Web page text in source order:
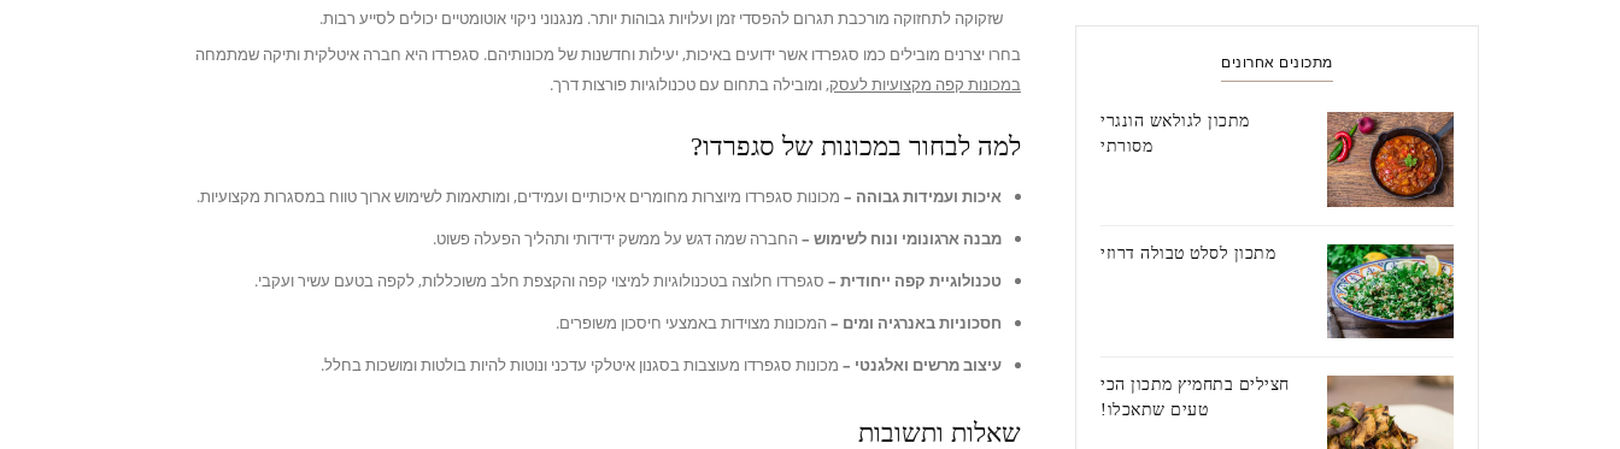
שזקוקה לתחזוקה מורכבת תגרום להפסדי זמן ועלויות גבוהות יותר. מנגנוני ניקוי אוטומטיים יכולים לסייע רבות.
בחרו יצרנים מובילים כמו סגפרדו אשר ידועים באיכות, יעילות וחדשנות של מכונותיהם. סגפרדו היא חברה איטלקית ותיקה שמתמחה
במכונות קפה מקצועיות לעסק, ומובילה בתחום עם טכנולוגיות פורצות דרך.
למה לבחור במכונות של סגפרדו?
איכות ועמידות גבוהה – מכונות סגפרדו מיוצרות מחומרים איכותיים ועמידים, ומותאמות לשימוש ארוך טווח במסגרות מקצועיות.
מבנה ארגונומי ונוח לשימוש –החברה שמה דגש על ממשק ידידותי ותהליך הפעלה פשוט.
טכנולוגיית קפה ייחודית – סגפרדו חלוצה בטכנולוגיות למיצוי קפה והקצפת חלב משוכללות, לקפה בטעם עשיר ועקבי.
חסכוניות באנרגיה ומים –המכונות מצוידות באמצעי חיסכון משופרים.
עיצוב מרשים ואלגנטי – מכונות סגפרדו מעוצבות בסגנון איטלקי עדכני ונוטות להיות בולטות ומושכות בחלל.
שאלות ותשובות
מתכונים אחרונים
מתכון לגולאש הונגרי
מסורתי
מתכון לסלט טבולה דרוזי
חצילים בתחמיץ מתכון הכי
טעים שתאכלו!